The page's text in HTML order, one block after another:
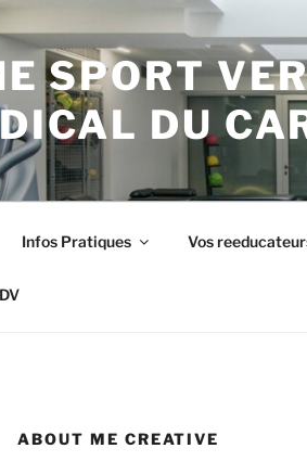
SPORT
DU
Infos Pratiques Vos
ABOUT ME CREATIVE